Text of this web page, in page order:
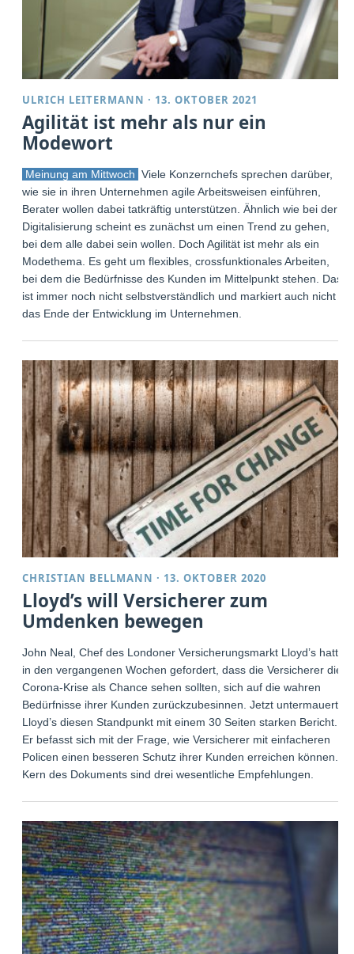
ULRICH LEITERMANN · 13. OKTOBER 2021
Agilität ist mehr als nur ein
Modewort
Meinung am Mittwoch Viele Konzernchefs sprechen darüber,
wie sie in ihren Unternehmen agile Arbeitsweisen einführen,
Berater wollen dabei tatkräftig unterstützen. Ähnlich wie bei der
Digitalisierung scheint es zunächst um einen Trend zu gehen,
bei dem alle dabei sein wollen. Doch Agilität ist mehr als ein
Modethema. Es geht um flexibles, crossfunktionales Arbeiten,
bei dem die Bedürfnisse des Kunden im Mittelpunkt stehen. Das
ist immer noch nicht selbstverständlich und markiert auch nicht
das Ende der Entwicklung im Unternehmen.
CHRISTIAN BELLMANN · 13. OKTOBER 2020
Lloyd’s will Versicherer zum
Umdenken bewegen
John Neal, Chef des Londoner Versicherungsmarkt Lloyd’s hatte
in den vergangenen Wochen gefordert, dass die Versicherer die
Corona-Krise als Chance sehen sollten, sich auf die wahren
Bedürfnisse ihrer Kunden zurückzubesinnen. Jetzt untermauert
Lloyd’s diesen Standpunkt mit einem 30 Seiten starken Bericht.
Er befasst sich mit der Frage, wie Versicherer mit einfacheren
Policen einen besseren Schutz ihrer Kunden erreichen können.
Kern des Dokuments sind drei wesentliche Empfehlungen.